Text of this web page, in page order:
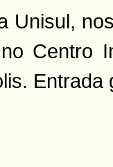
Unisul,
Centro
Entrada